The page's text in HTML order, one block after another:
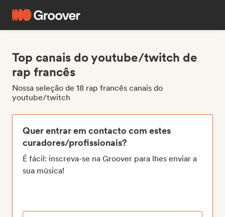
Top canais do youtube/twitch de
rap francês
Nossa seleção de 18 rap francês canais do
youtube/twitch
Quer entrar em contacto com estes
curadores/profissionais?
É fácil: inscreva-se na Groover para lhes enviar a
sua música!